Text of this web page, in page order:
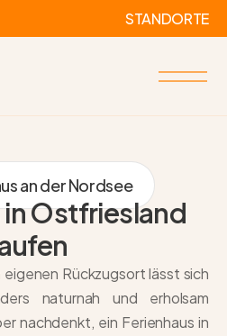
STANDORTE
an der Nordsee
in Ostfriesland
Rückzugsort lässt sich
naturnah und erholsam
nachdenkt, ein Ferienhaus in